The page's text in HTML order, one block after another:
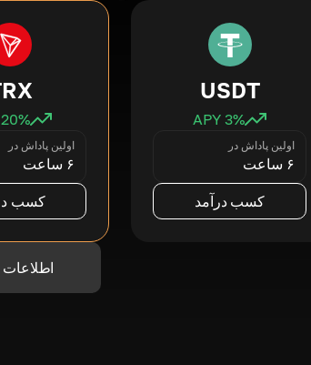
USDT
3% APY
اولین پاداش در
۶ ساعت
کسب درآمد
20% APY
اولین پاداش در
۶ ساعت
کسب
اطلاعات